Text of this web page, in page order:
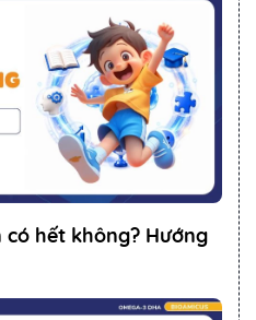
hết không? Hướng